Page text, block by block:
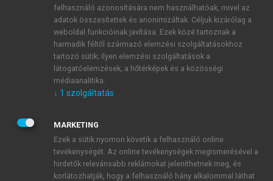
1 óra díjmentes hozzáférés
E-MAIL-CÍM
JELSZÓ
JELSZÓ ÚJRA
felhasználó azonosítására nem használhatóak, mivel az
adatok összesítettek és anonimizáltak. Céljuk kizárólag a
weboldal funkcióinak javítása. Ezek közé tartoznak a
harmadik féltől származó elemzési szolgáltatásokhoz
tartozó sütik; ilyen elemzési szolgáltatások a
látogatóelemzések, a hőtérképek és a közösségi
médiaanalitika.
↓ 1 szolgáltatás
MARKETING
Ezek a sütik nyomon követik a felhasználó online
tevékenységét. Az online tevékenységek megismerésével a
hirdetők relevánsabb reklámokat jeleníthetnek meg, és
korlátozhatják, hogy a felhasználó hány alkalommal láthat